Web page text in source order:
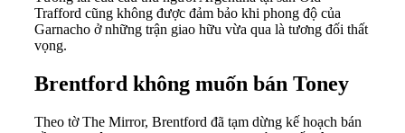
Trafford cũng không được đảm bảo khi phong độ của
Garnacho ở những trận giao hữu vừa qua là tương đối thất
vọng.
Brentford không muốn bán Toney
Theo tờ The Mirror, Brentford đã tạm dừng kế hoạch bán